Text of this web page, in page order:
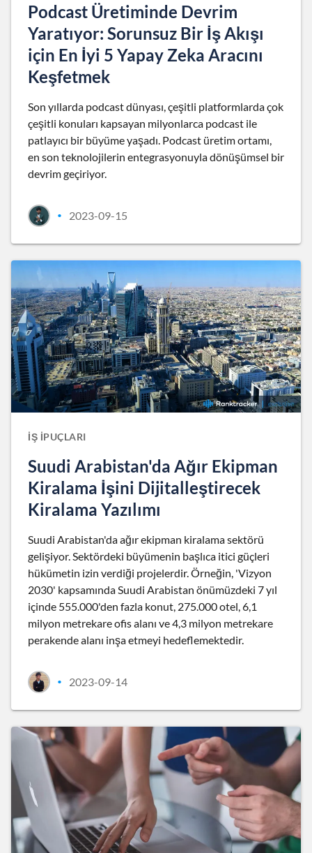
Podcast Üretiminde Devrim
Yaratıyor: Sorunsuz Bir İş Akışı
için En İyi 5 Yapay Zeka Aracını
Keşfetmek
Son yıllarda podcast dünyası, çeşitli platformlarda çok
çeşitli konuları kapsayan milyonlarca podcast ile
patlayıcı bir büyüme yaşadı. Podcast üretim ortamı,
en son teknolojilerin entegrasyonuyla dönüşümsel bir
devrim geçiriyor.
• 2023-09-15
İŞ İPUÇLARI
Suudi Arabistan'da Ağır Ekipman
Kiralama İşini Dijitalleştirecek
Kiralama Yazılımı
Suudi Arabistan'da ağır ekipman kiralama sektörü
gelişiyor. Sektördeki büyümenin başlıca itici güçleri
hükümetin izin verdiği projelerdir. Örneğin, 'Vizyon
2030' kapsamında Suudi Arabistan önümüzdeki 7 yıl
içinde 555.000'den fazla konut, 275.000 otel, 6,1
milyon metrekare ofis alanı ve 4,3 milyon metrekare
perakende alanı inşa etmeyi hedeflemektedir.
• 2023-09-14